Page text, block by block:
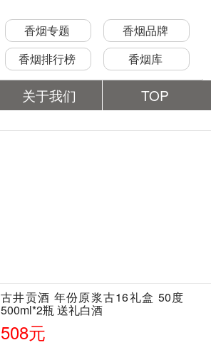
香烟专题
香烟品牌
香烟排行榜 香烟库
关于我们 TOP
古井贡酒 年份原浆古16礼盒 50度
500ml*2瓶 送礼白酒
508元